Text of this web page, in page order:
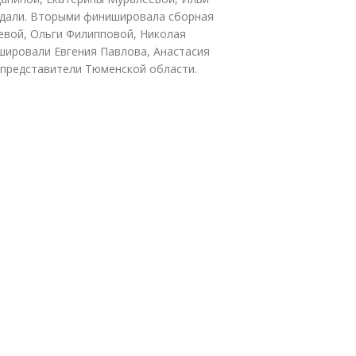
Вторыми финишировала сборная
Ольги Филипповой, Николая
Евгения Павлова, Анастасия
Тюменской области.